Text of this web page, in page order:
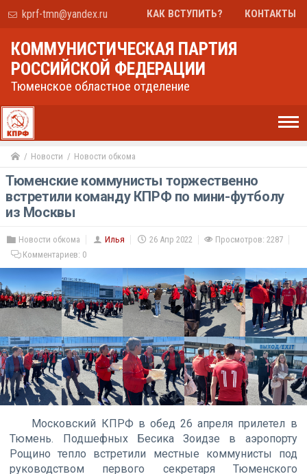
kprf-tmn@yandex.ru КАК ВСТУПИТЬ? КОНТАКТЫ
КОММУНИСТИЧЕСКАЯ ПАРТИЯ
РОССИЙСКОЙ ФЕДЕРАЦИИ
Тюменское областное отделение
Новости Новости обкома
Тюменские коммунисты торжественно
встретили команду КПРФ по мини-футболу
из Москвы
Новости обкома Илья 26 Апр 2022
Просмотров: 2287
Комментариев: 0
Московский КПРФ в обед 26 апреля прилетел в
Тюмень. Подшефных Бесика Зоидзе в аэропорту
Рощино тепло встретили местные коммунисты под
руководством первого секретаря Тюменского